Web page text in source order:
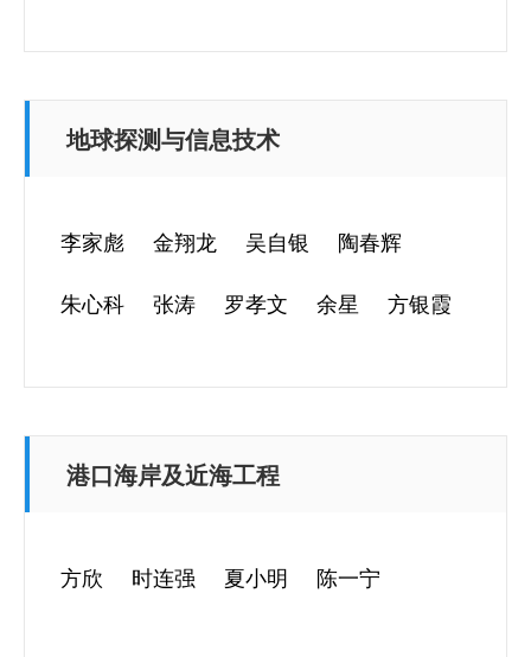
地球探测与信息技术
李家彪 金翔龙 吴自银
陶春辉
朱心科
张涛 罗孝文 余星 方银霞
港口海岸及近海工程
方欣 时连强 夏小明 陈一宁